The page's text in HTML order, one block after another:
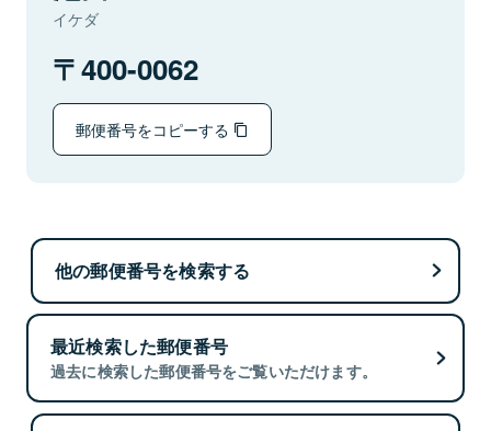
イケダ
400-0062
郵便番号をコピーする
他の郵便番号を検索する
最近検索した郵便番号
過去に検索した郵便番号をご覧いただけます。